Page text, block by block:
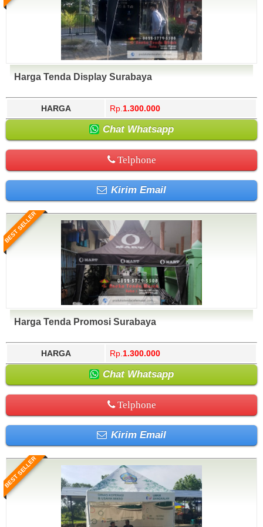
Harga Tenda Display Surabaya
HARGA Rp. 1.300.000
Chat Whatsapp
Telphone
Kirim Email
BEST SELLER
Harga Tenda Promosi Surabaya
HARGA Rp. 1.300.000
Chat Whatsapp
Telphone
Kirim Email
BEST SELLER